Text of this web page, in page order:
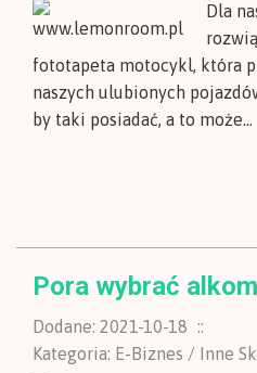
Dla
fototapeta motocykl, która
naszych ulubionych
by taki posiadać, a to może...
Pora wybrać
Dodane: 2021-10-18 ::
Kategoria: E-Biznes / Inne